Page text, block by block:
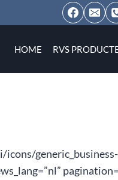
HOME RVS